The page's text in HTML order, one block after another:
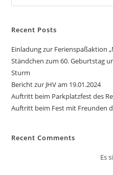
Recent Posts
Einladung zur Ferienspaßaktion
Ständchen zum 60. Geburtstag
Sturm
Bericht zur JHV am 19.01.2024
Auftritt beim Parkplatzfest des
Auftritt beim Fest mit Freunden
Recent Comments
Es